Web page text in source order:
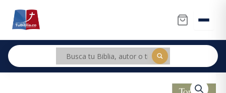
contenido